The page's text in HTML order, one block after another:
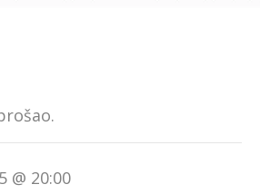
@ 20:00